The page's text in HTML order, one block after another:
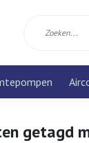
getagd